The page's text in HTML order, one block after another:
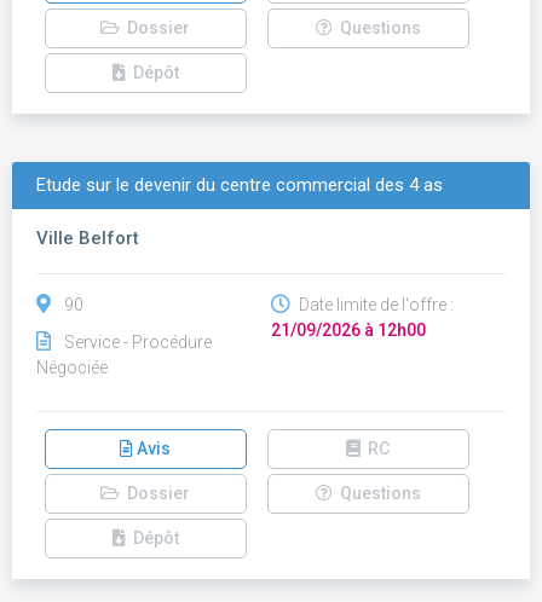
Dossier Questions
Dépôt
Etude sur le devenir du centre commercial des 4 as
Ville Belfort
90
Service - Procédure
Négociée
Date limite de l'offre :
21/09/2026 à 12h00
Avis RC
Dossier Questions
Dépôt